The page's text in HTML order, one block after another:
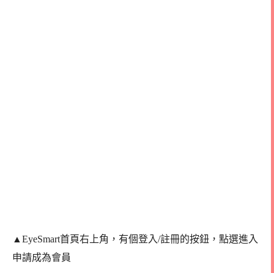
▲EyeSmart首頁右上角，有個登入/註冊的按鈕，點選進入
申請成為會員